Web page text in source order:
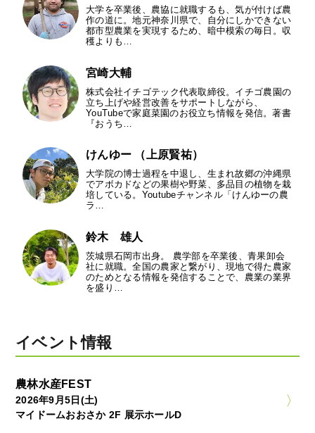
大学を卒業後、農協に就職するも、気が付けば農
作の道に。地元神奈川県で、自分にしかできない
都市型農業を実現するため、暗中模索の毎日。収
穫よりも…
宮崎大輔
株式会社イチゴテック代表取締役。イチゴ農園の
立ち上げや経営改善をサポートしながら、
YouTubeで家庭菜園のお役立ち情報を発信。著書
『おうち…
けんゆー （上原賢祐）
大学院の博士過程を中退し、生まれ故郷の沖縄県
でアボカドなどの果樹や野菜、多品目の植物を栽
培している。Youtubeチャンネル「けんゆーの農
ラ…
鈴木 雄人
茨城県石岡市出身。 農学部を卒業後、青果卸会
社に就職。全国の農家と繋がり、現地で得た農家
のためとなる情報を発信することで、農業の業界
を盛り…
イベント情報
農林水産FEST
2026年9月5日(土)
マイドームおおさか 2F 展示ホールD